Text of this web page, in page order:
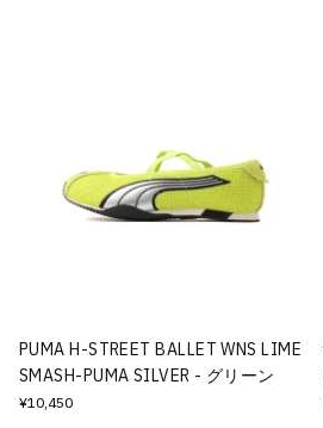
PUMA H-STREET BALLET WNS LIME
SMASH-PUMA SILVER - グリーン
¥10,450